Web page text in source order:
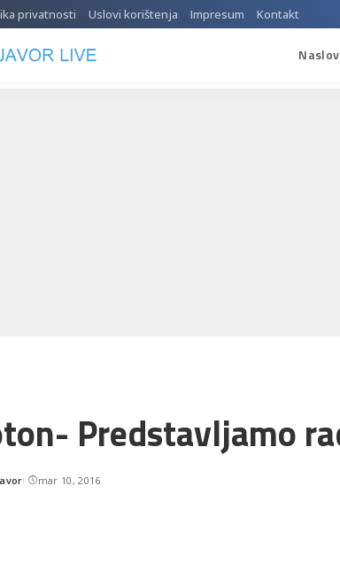
privatnosti Uslovi korištenja Impresum Kontakt
Predstavljamo
mar 10, 2016